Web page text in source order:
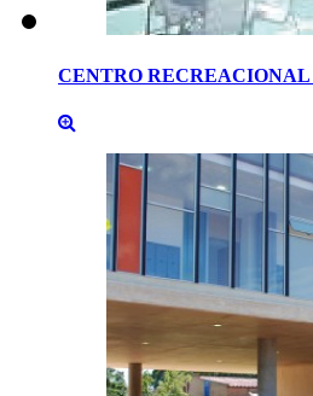
CENTRO RECREACIONAL